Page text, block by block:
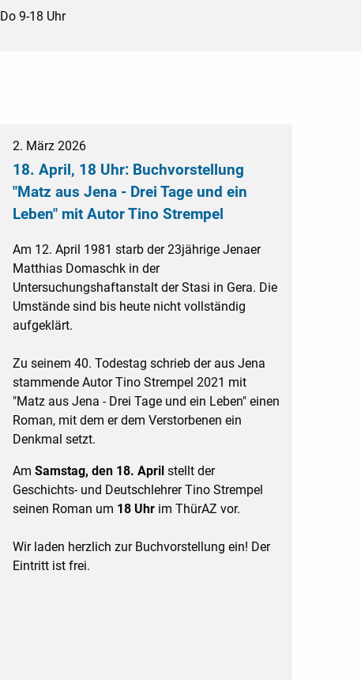
Do 9-18 Uhr
2. März 2026
18. April, 18 Uhr: Buchvorstellung
"Matz aus Jena - Drei Tage und ein
Leben" mit Autor Tino Strempel
Am 12. April 1981 starb der 23jährige Jenaer
Matthias Domaschk in der
Untersuchungshaftanstalt der Stasi in Gera. Die
Umstände sind bis heute nicht vollständig
aufgeklärt.
Zu seinem 40. Todestag schrieb der aus Jena
stammende Autor Tino Strempel 2021 mit
"Matz aus Jena - Drei Tage und ein Leben" einen
Roman, mit dem er dem Verstorbenen ein
Denkmal setzt.
Am Samstag, den 18. April stellt der
Geschichts- und Deutschlehrer Tino Strempel
seinen Roman um 18 Uhrim ThürAZ vor.
Wir laden herzlich zur Buchvorstellung ein! Der
Eintritt ist frei.